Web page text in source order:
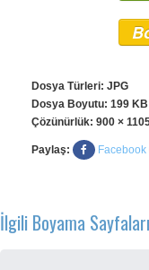
Dosya Türleri: JPG
Dosya Boyutu: 199 KB
Çözünürlük: 900 ×
Paylaş: Facebook
İlgili Boyama Sayfaları